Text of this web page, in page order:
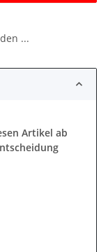
...
Artikel ab